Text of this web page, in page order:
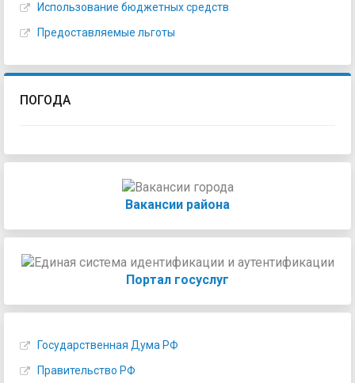
Использование бюджетных средств
Предоставляемые льготы
ПОГОДА
Вакансии района
Портал госуслуг
Государственная Дума РФ
Правительство РФ